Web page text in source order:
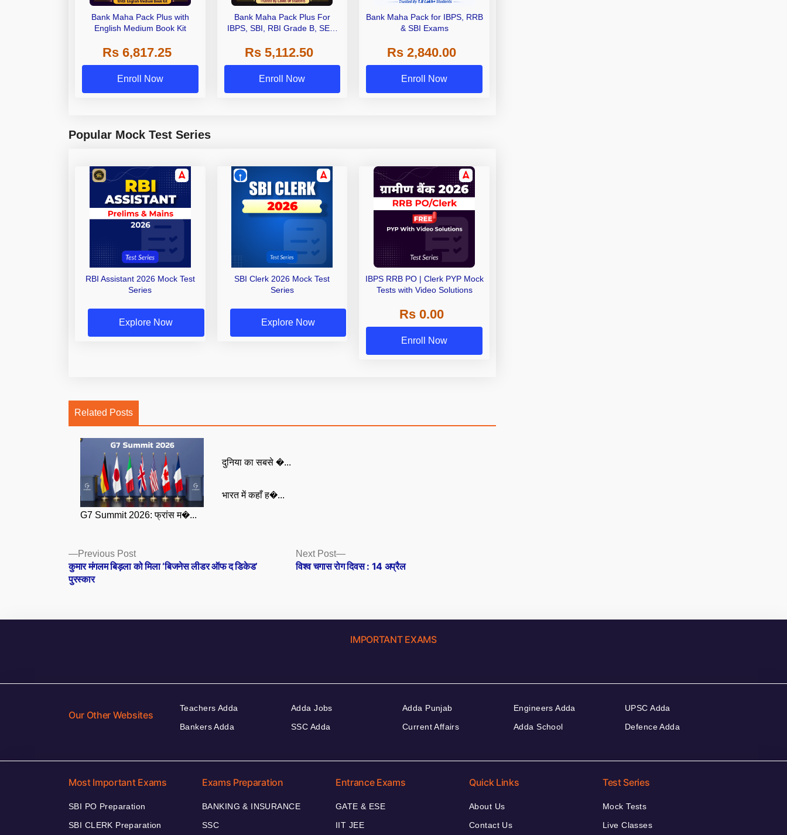
Bank Maha Pack Plus with
English Medium Book Kit
Rs 6,817.25
Enroll Now
Bank Maha Pack Plus For
IBPS, SBI, RBI Grade B, SEBI
Other Grade A & Grade B Bank
Exams
Rs 5,112.50
Enroll Now
Bank Maha Pack for IBPS, RRB
& SBI Exams
Rs 2,840.00
Enroll Now
Popular Mock Test Series
RBI Assistant 2026 Mock Test
Series
Explore Now
SBI Clerk 2026 Mock Test
Series
Explore Now
IBPS RRB PO | Clerk PYP Mock
Tests with Video Solutions
Rs 0.00
Enroll Now
Related Posts
G7 Summit 2026: फ्रांस म�...
दुनिया का सबसे �...
भारत में कहाँ ह�...
Posts
navigation
Previous PostPrevious
post:
कुमार मंगलम बिड़ला को मिला ‘बिजनेस लीडर ऑफ द डिकेड’
पुरस्कार
Next Post
Next
post:
विश्व चगास रोग दिवस : 14 अप्रैल
IMPORTANT EXAMS
Our Other Websites
Teachers Adda
Bankers Adda
Adda Jobs
SSC Adda
Adda Punjab
Current Affairs
Engineers Adda
Adda School
UPSC Adda
Defence Adda
Most Important Exams
SBI PO Preparation
SBI CLERK Preparation
Exams Preparation
BANKING & INSURANCE
SSC
Entrance Exams
GATE & ESE
IIT JEE
Quick Links
About Us
Contact Us
Test Series
Mock Tests
Live Classes